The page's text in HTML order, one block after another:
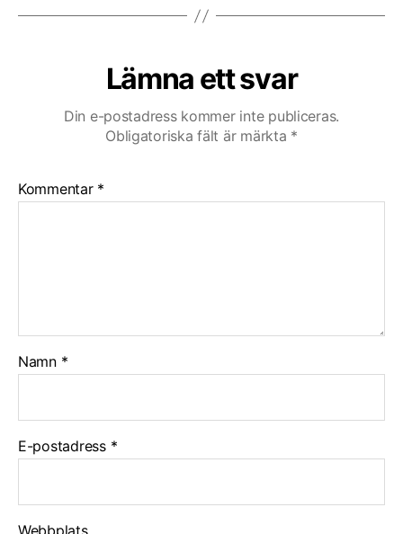
Lämna ett svar
Din e-postadress kommer inte publiceras.
Obligatoriska fält är märkta *
Kommentar *
Namn *
E-postadress *